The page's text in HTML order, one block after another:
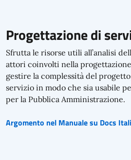
Progettazione di
Sfrutta le risorse utili all’analisi
attori coinvolti nella
gestire la complessità del
servizio in modo che sia usabile
per la Pubblica Amministrazione.
Argomento nel Manuale su Docs
Progettazione di servizi (si apre in una